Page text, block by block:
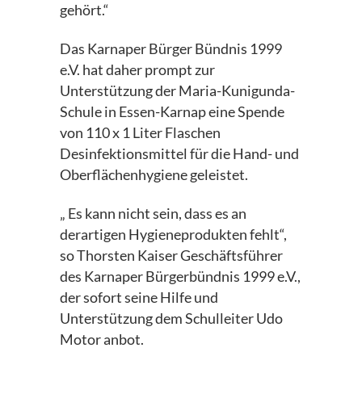
gehört.“
Das Karnaper Bürger Bündnis 1999
e.V. hat daher prompt zur
Unterstützung der Maria-Kunigunda-
Schule in Essen-Karnap eine Spende
von 110 x 1 Liter Flaschen
Desinfektionsmittel für die Hand- und
Oberflächenhygiene geleistet.
„ Es kann nicht sein, dass es an
derartigen Hygieneprodukten fehlt“,
so Thorsten Kaiser Geschäftsführer
des Karnaper Bürgerbündnis 1999 e.V.,
der sofort seine Hilfe und
Unterstützung dem Schulleiter Udo
Motor anbot.